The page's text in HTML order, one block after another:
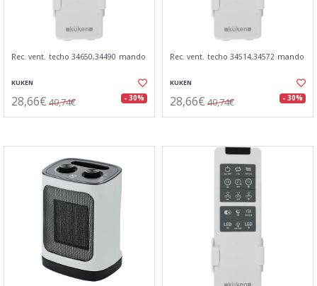
Rec. vent. techo 34650,34490 mando
KUKEN
28,66€ 40,74€ - 30%
Rec. vent. techo 34514,34572 mando
KUKEN
28,66€ 40,74€ - 30%